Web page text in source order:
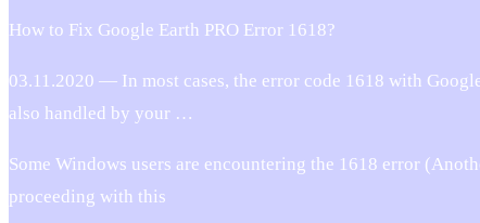
How to Fix Google Earth PRO Error 1618?
03.11.2020 — In most cases, the error code 1618 with
also handled by your …
Some Windows users are encountering the 1618 error
proceeding with this